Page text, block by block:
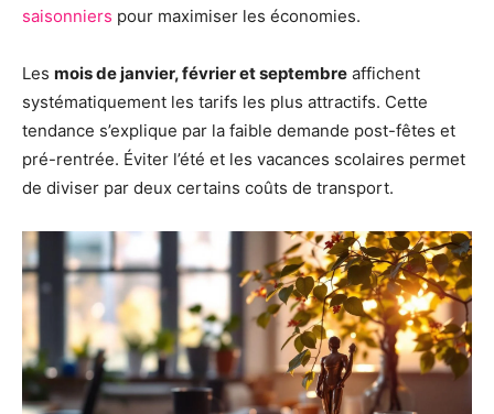
saisonniers pour maximiser les économies.
Les mois de janvier, février et septembre affichent
systématiquement les tarifs les plus attractifs. Cette
tendance s’explique par la faible demande post-fêtes et
pré-rentrée. Éviter l’été et les vacances scolaires permet
de diviser par deux certains coûts de transport.